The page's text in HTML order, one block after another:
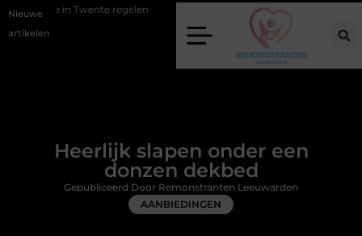
Nieuwe
artikelen
regelen Wat zero-click search betekent voor de toekomst
Heerlijk slapen onder een
donzen dekbed
AANBIEDINGEN
Gepubliceerd Door Remonstranten Leeuwarden